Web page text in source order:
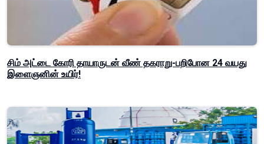
சிம் அட்டை கோரி தாயாருடன் வீண் தகராறு-பறிபோன 24 வயது
இளைஞனின் உயிர்!